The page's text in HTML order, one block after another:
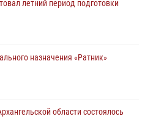
летний период подготовки
назначения «Ратник»
области состоялось